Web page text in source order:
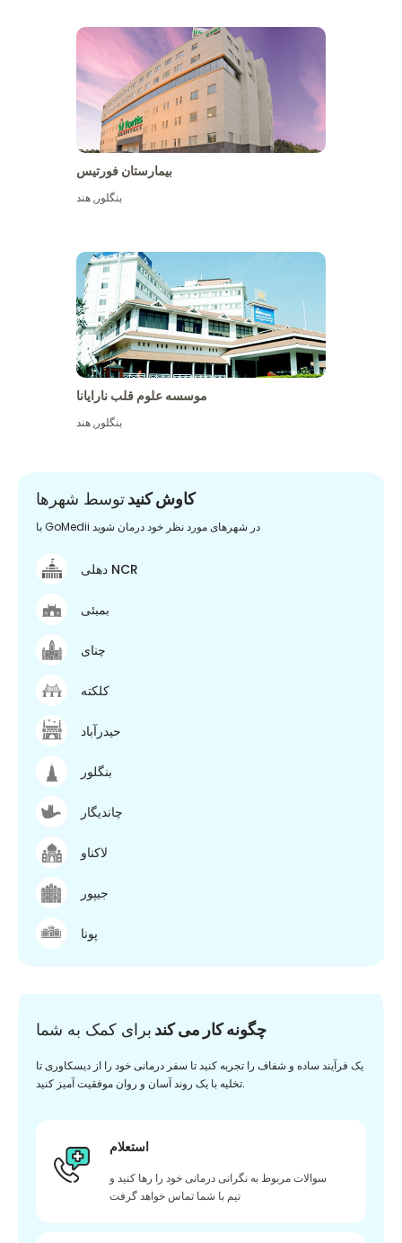
بیمارستان فورتیس
بنگلور,هند
موسسه علوم قلب نارایانا
بنگلور,هند
کاوش کنیدتوسط شهرها
با GoMedii در شهرهای مورد نظر خود درمان شوید
دهلی NCR
بمبئی
چنای
کلکته
حیدرآباد
بنگلور
چاندیگار
لاکناو
جیپور
پونا
چگونه کار می کند برای کمک به شما
یک فرآیند ساده و شفاف را تجربه کنید تا سفر درمانی خود را از دیسکاوری تا
تخلیه با یک روند آسان و روان موفقیت آمیز کنید.
استعلام
سوالات مربوط به نگرانی درمانی خود را رها کنید و
تیم با شما تماس خواهد گرفت